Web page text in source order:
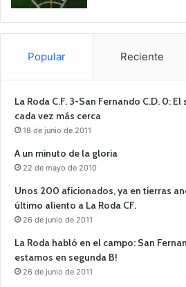
Popular Reciente
La Roda C.F. 3-San Fernando C.D. 0:
cada vez más cerca
18 de junio de 2011
A un minuto de la gloria
22 de mayo de 2010
Unos 200 aficionados, ya en tierras
último aliento a La Roda CF.
26 de junio de 2011
La Roda habló en el campo: San
estamos en segunda B!
26 de junio de 2011